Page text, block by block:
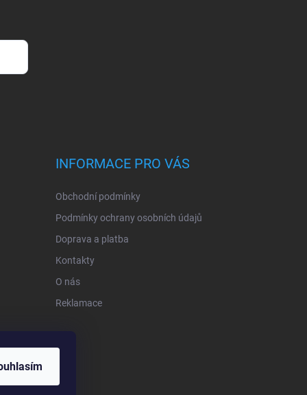
INFORMACE PRO VÁS
Obchodní podmínky
Podmínky ochrany osobních údajů
Doprava a platba
Kontakty
O nás
Reklamace